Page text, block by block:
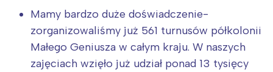
Mamy bardzo duże doświadczenie-
zorganizowaliśmy już 561 turnusów półkolonii
Małego Geniusza w całym kraju. W naszych
zajęciach wzięło już udział ponad 13 tysięcy
Wrocław
Wszystkie
Wybieram